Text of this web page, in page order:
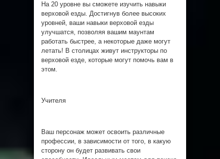
На 20 уровне вы сможете изучить навыки
верховой езды. Достигнув более высоких
уровней, ваши навыки верховой езды
улучшатся, позволяя вашим маунтам
работать быстрее, а некоторые даже могут
летать! В столицах живут инструкторы по
верховой езде, которые могут помочь вам в
этом.
Учителя
Ваш персонаж может освоить различные
професcии, в зависимости от того, в какую
сторону он будет развивать свои